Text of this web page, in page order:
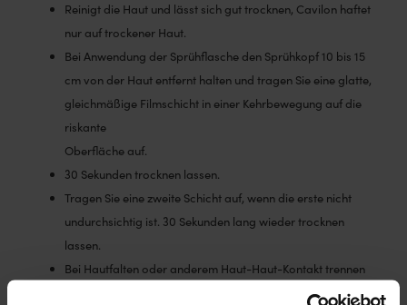
Reinigt die Haut und lässt sich gut trocknen, Cavilon haftet
nur auf trockener Haut.
Bei Anwendung der Sprühflasche den Sprühkopf 10 bis 15
cm von der Haut entfernt halten und tragen Sie eine glatte,
gleichmäßige Filmschicht in einer Kehrbewegung auf die
riskante
Oberfläche auf.
30 Sekunden trocknen lassen.
Tragen Sie eine zweite Schicht auf, wenn die erste nicht
undurchsichtig ist. 30 Sekunden lang wieder trocknen
lassen.
Bei Hautfalten oder anderem Haut-Haut-Kontakt trennen
Sie die Haut und lassen Sie den Film gut trocknen, bevor die